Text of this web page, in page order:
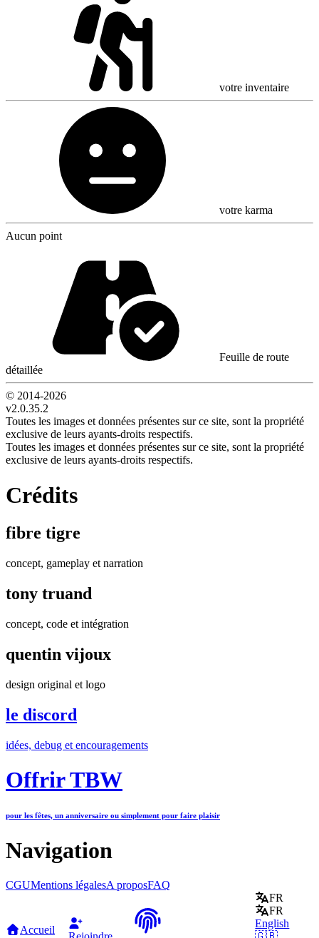
votre inventaire
votre karma
Aucun point
Feuille de route
détaillée
Accueil
FR
FR
English
© 2014-2026
v2.0.35.2
Toutes les images et données présentes sur ce site, sont la propriété
exclusive de leurs ayants-droits respectifs.
Toutes les images et données présentes sur ce site, sont la propriété
exclusive de leurs ayants-droits respectifs.
Crédits
fibre tigre
concept, gameplay et narration
tony truand
concept, code et intégration
quentin vijoux
design original et logo
le discord
idées, debug et encouragements
Offrir TBW
pour les fêtes, un anniversaire ou simplement pour faire plaisir
Navigation
CGUMentions légalesA proposFAQ